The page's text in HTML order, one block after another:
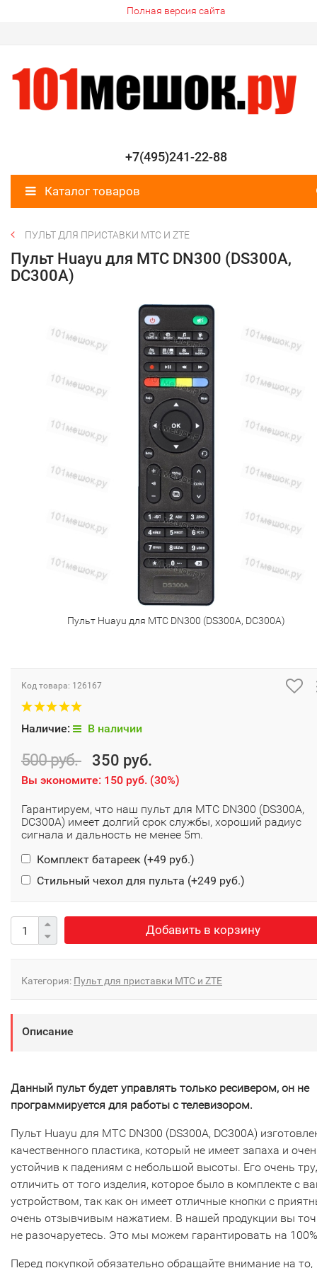
Полная версия сайта
+7(495)241-22-88
Каталог товаров
ПУЛЬТ ДЛЯ ПРИСТАВКИ МТС И ZTE
Пульт Huayu для МТС DN300 (DS300A,
DC300A)
Пульт Huayu для МТС DN300 (DS300A, DC300A)
Код товара: 126167
Наличие: В наличии
500 руб. 350 руб.
Вы экономите: 150 руб. (30%)
Гарантируем, что наш пульт для МТС DN300 (DS300A,
DC300A) имеет долгий срок службы, хороший радиус
сигнала и дальность не менее 5m.
Комплект батареек (+49 руб.)
Стильный чехол для пульта (+249 руб.)
Добавить в корзину
Категория: Пульт для приставки МТС и ZTE
Описание
Данный пульт будет управлять только ресивером, он не
программируется для работы с телевизором.
Пульт Huayu для МТС DN300 (DS300A, DC300A)
качественного пластика, который не имеет запаха и
устойчив к падениям с небольшой высоты. Его очень
отличить от того изделия, которое было в комплекте с
устройством, так как он имеет отличные кнопки с
очень отзывчивым нажатием. В нашей продукции вы
не разочаруетесь. Это мы можем гарантировать на
Перед покупкой обязательно обращайте внимание на то,